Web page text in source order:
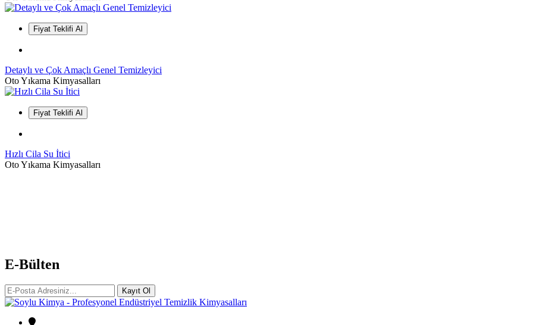
Fiyat Teklifi Al
Detaylı ve Çok Amaçlı Genel Temizleyici
Oto Yıkama Kimyasalları
Fiyat Teklifi Al
Hızlı Cila Su İtici
Oto Yıkama Kimyasalları
E-Bülten
Kayıt Ol